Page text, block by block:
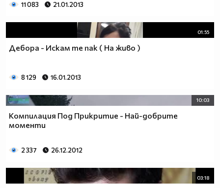
11 083 21.01.2013
01:55
Дебора - Искам те пак ( На живо )
8 129 16.01.2013
10:03
Компилация Под Прикритие - Най-добрите
моменти
2 337 26.12.2012
03:18